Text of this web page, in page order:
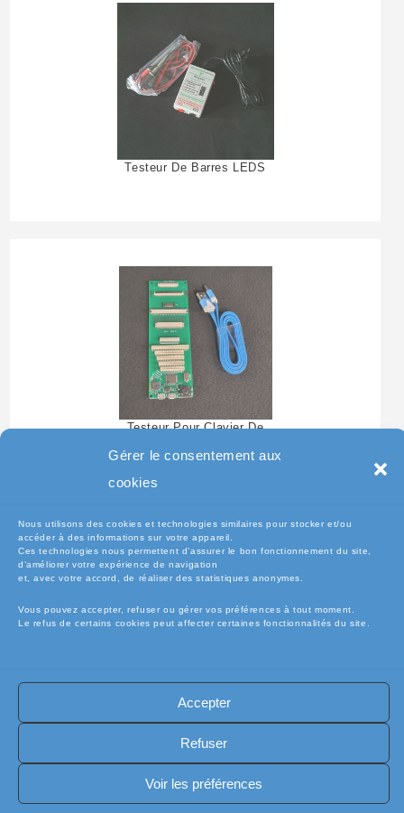
Gérer le consentement aux
cookies
Nous utilisons des cookies et technologies similaires pour stocker et/ou
accéder à des informations sur votre appareil.
Ces technologies nous permettent d’assurer le bon fonctionnement du site,
d’améliorer votre expérience de navigation
et, avec votre accord, de réaliser des statistiques anonymes.
Vous pouvez accepter, refuser ou gérer vos préférences à tout moment.
Le refus de certains cookies peut affecter certaines fonctionnalités du site.
Accepter
Refuser
Voir les préférences
Testeur De Barres LEDS
Testeur Pour Clavier De
🧾Conditions Générales de Vente (CGV)
🧾 Mentions légales
🔐 Politique de confidentialité
🔐 Exercer mes droits RGPD
🍪 Politique de cookies (UE)
📦Livraisons et retours
🛡️ Assurance casse / perte
Copyright [electro-pieces-occase.fr]